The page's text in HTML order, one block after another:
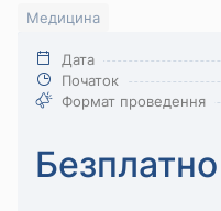
Медицина
Дата
Початок
Формат проведення
Безплатно